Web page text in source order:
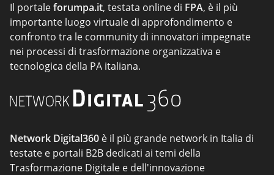
Il portaleforumpa.it, testata online di FPA, è il più
importante luogo virtuale di approfondimento e
confronto tra le community di innovatori impegnate
nei processi di trasformazione organizzativa e
tecnologica della PA italiana.
Network Digital360 è il più grande network in Italia di
testate e portali B2B dedicati ai temi della
Trasformazione Digitale e dell'innovazione